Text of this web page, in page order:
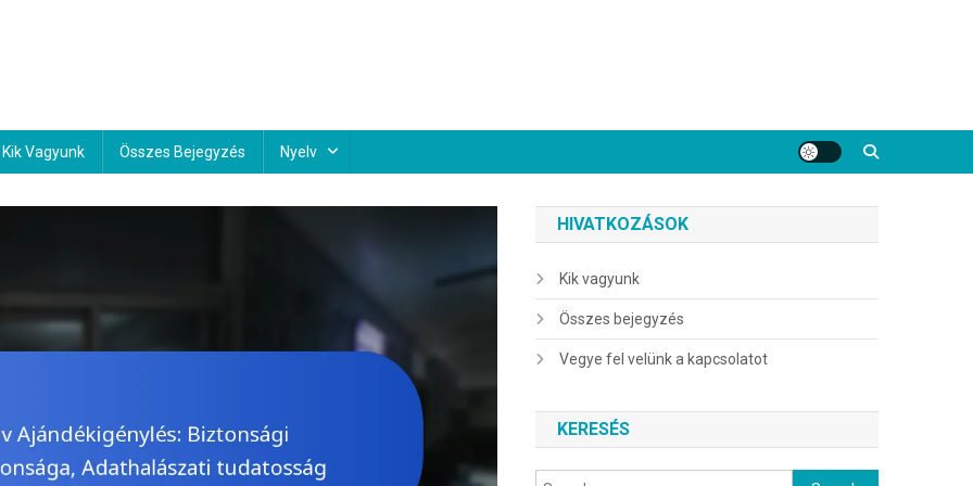
Kik Vagyunk Összes Bejegyzés Nyelv
HIVATKOZÁSOK
Kik vagyunk
Összes bejegyzés
Vegye fel velünk a kapcsolatot
KERESÉS
Search